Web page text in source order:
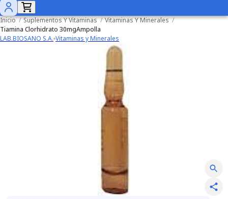
Inicio / Suplementos Y Vitaminas / Vitaminas Y Minerales /
Tiamina Clorhidrato 30mgAmpolla
LAB.BIOSANO S.A. Vitaminas y Minerales